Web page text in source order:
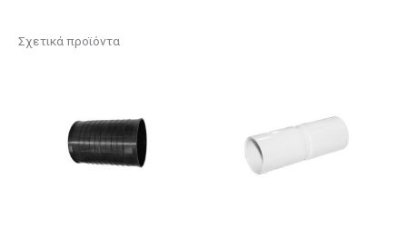
Σχετικά προϊόντα